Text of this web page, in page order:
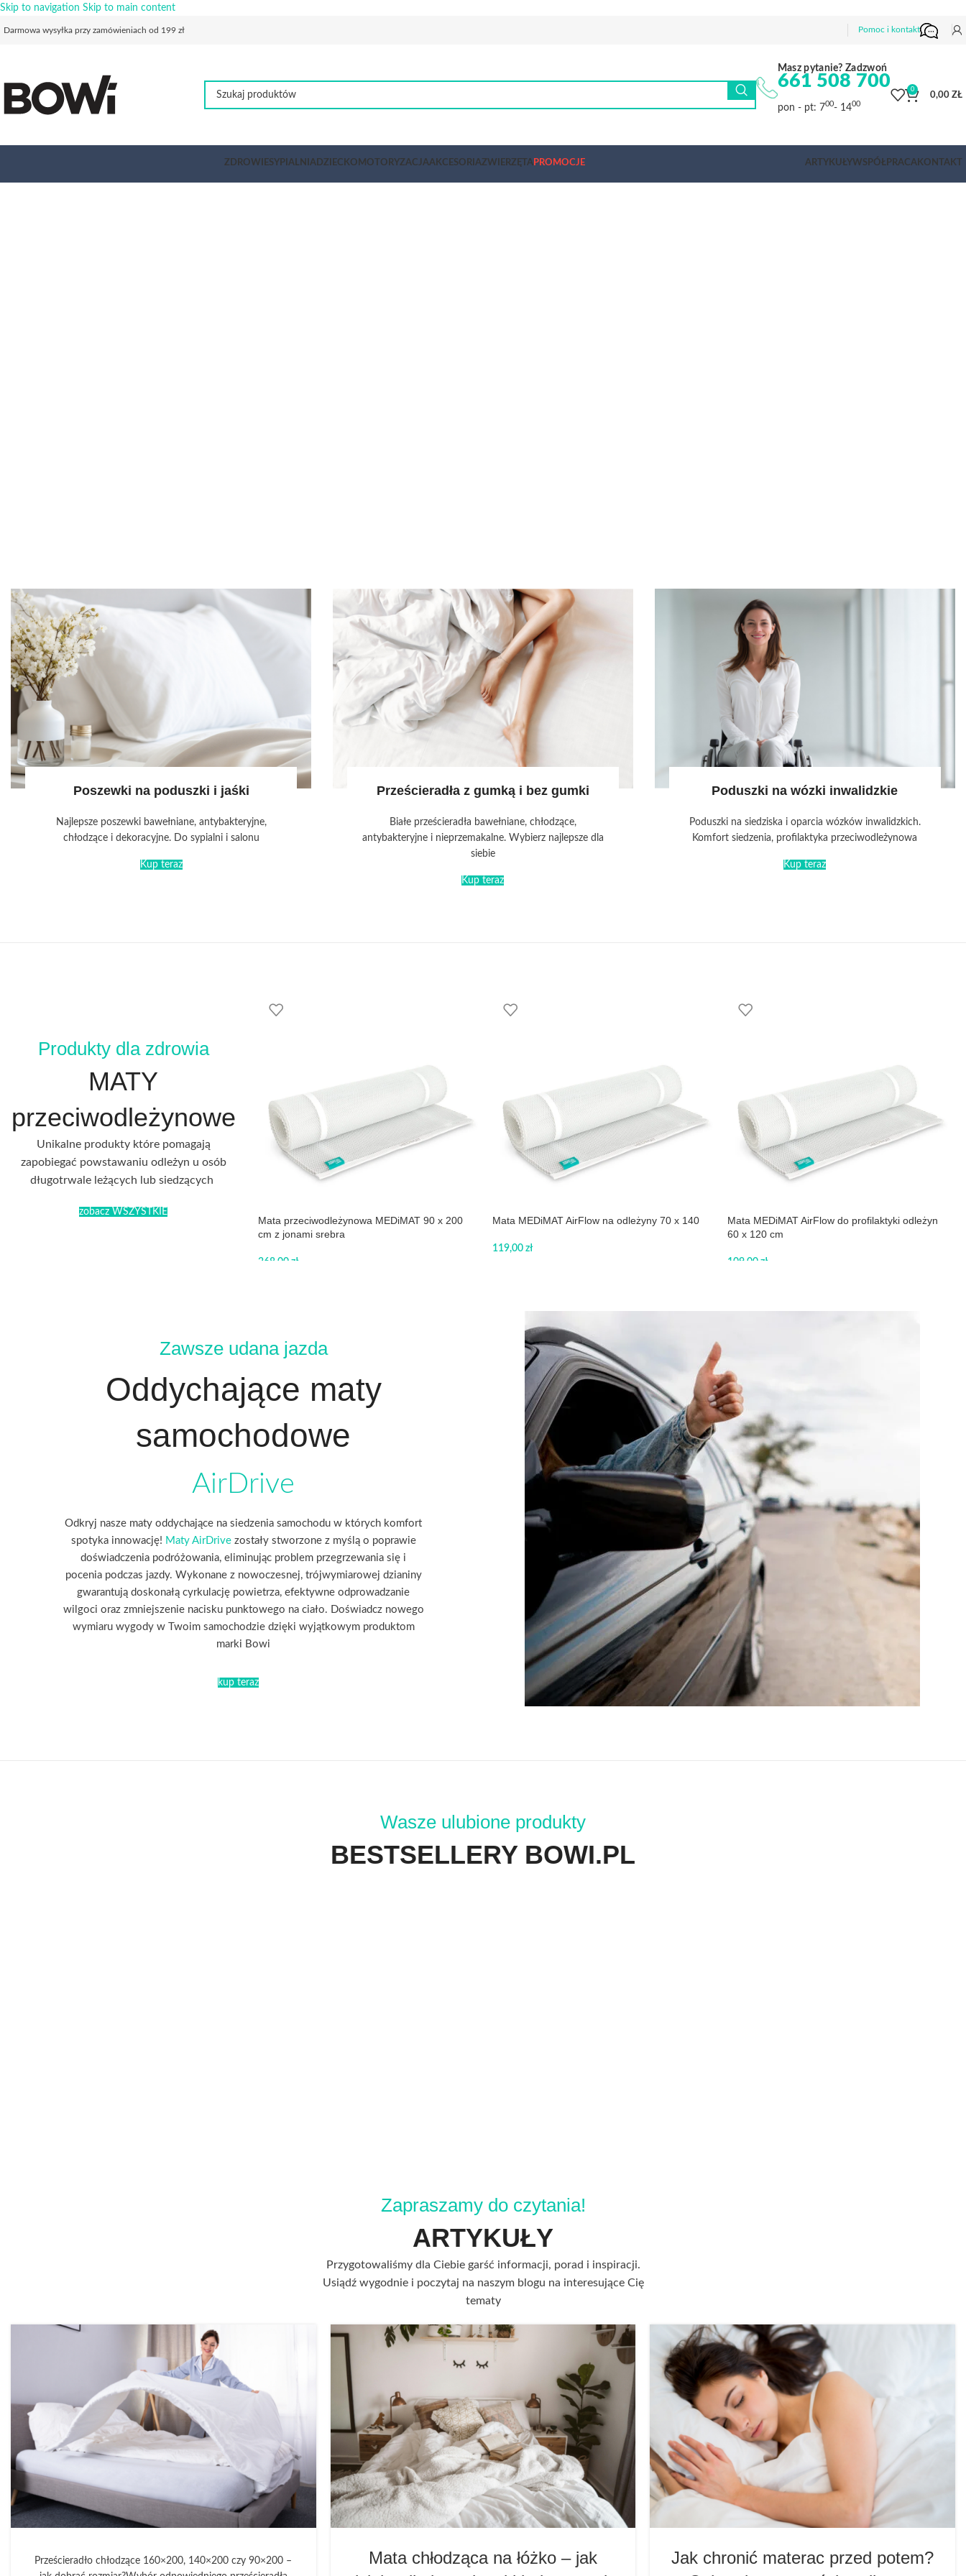
Skip to navigation Skip to main content
Darmowa wysyłka przy zamówieniach od 199 zł Pomoc i kontakt
Masz pytanie? Zadzwoń
661 508 700
pon - pt: 700- 1400
0
0,00 ZŁ
ZDROWIESYPIALNIADZIECKO MOTORYZACJAAKCESORIAZWIERZĘTAPROMOCJE ARTYKUŁYWSPÓŁPRACA KONTAKT
Poszewki na poduszki i jaśki
Najlepsze poszewki bawełniane, antybakteryjne,
chłodzące i dekoracyjne. Do sypialni i salonu
Kup teraz
Prześcieradła z gumką i bez gumki
Białe prześcieradła bawełniane, chłodzące,
antybakteryjne i nieprzemakalne. Wybierz najlepsze dla
siebie
Kup teraz
Poduszki na wózki inwalidzkie
Poduszki na siedziska i oparcia wózków inwalidzkich.
Komfort siedzenia, profilaktyka przeciwodleżynowa
Kup teraz
Produkty dla zdrowia
MATY
przeciwodleżynowe
Unikalne produkty które pomagają
zapobiegać powstawaniu odleżyn u osób
długotrwale leżących lub siedzących
zobacz WSZYSTKIE
Mata przeciwodleżynowa MEDiMAT 90 x 200
cm z jonami srebra
268,00 zł
Mata MEDiMAT AirFlow na odleżyny 70 x 140
119,00zł
Mata MEDiMAT AirFlow do profilaktyki odleżyn
60 x 120 cm
109,00zł
Zawsze udana jazda
Oddychające maty
samochodowe
AirDrive
Odkryj nasze maty oddychające na siedzenia samochodu w których komfort
spotyka innowację! Maty AirDrivezostały stworzone z myślą o poprawie
doświadczenia podróżowania, eliminując problem przegrzewania się i
pocenia podczas jazdy. Wykonane z nowoczesnej, trójwymiarowej dzianiny
gwarantują doskonałą cyrkulację powietrza, efektywne odprowadzanie
wilgoci oraz zmniejszenie nacisku punktowego na ciało. Doświadcz nowego
wymiaru wygody w Twoim samochodzie dzięki wyjątkowym produktom
marki Bowi
kup teraz
Wasze ulubione produkty
BESTSELLERY BOWI.PL
Zapraszamy do czytania!
ARTYKUŁY
Przygotowaliśmy dla Ciebie garść informacji, porad i inspiracji.
Usiądź wygodnie i poczytaj na naszym blogu na interesujące Cię
tematy
Prześcieradło chłodzące 160×200, 140×200 czy 90×200 –
Mata chłodząca na łóżko – jak
Jak chronić materac przed potem?